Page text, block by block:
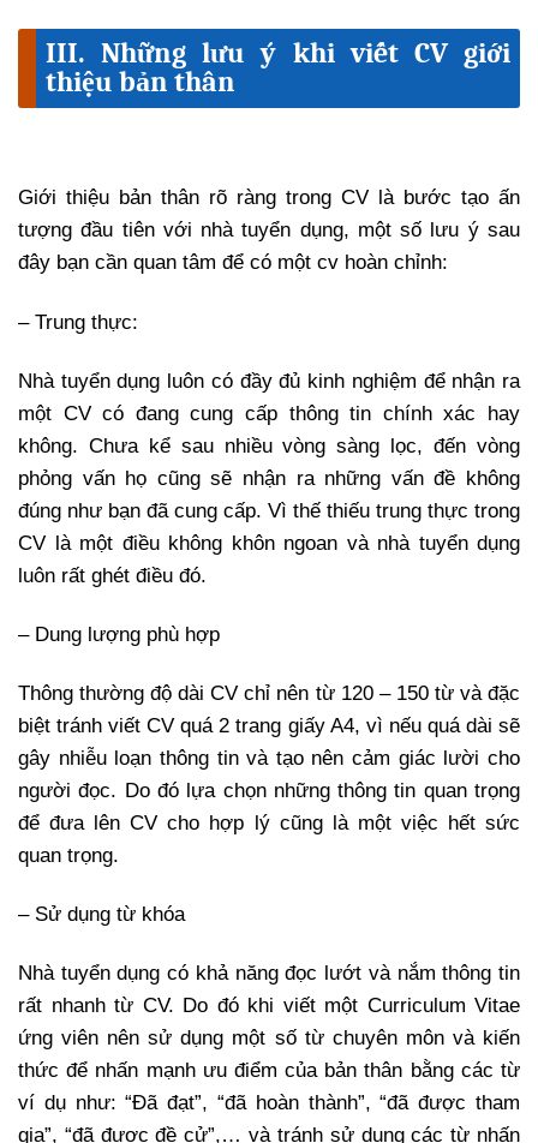
III. Những lưu ý khi viết CV giới
thiệu bản thân
Giới thiệu bản thân rõ ràng trong CV là bước tạo ấn
tượng đầu tiên với nhà tuyển dụng, một số lưu ý sau
đây bạn cần quan tâm để có một cv hoàn chỉnh:
– Trung thực:
Nhà tuyển dụng luôn có đầy đủ kinh nghiệm để nhận ra
một CV có đang cung cấp thông tin chính xác hay
không. Chưa kể sau nhiều vòng sàng lọc, đến vòng
phỏng vấn họ cũng sẽ nhận ra những vấn đề không
đúng như bạn đã cung cấp. Vì thế thiếu trung thực trong
CV là một điều không khôn ngoan và nhà tuyển dụng
luôn rất ghét điều đó.
– Dung lượng phù hợp
Thông thường độ dài CV chỉ nên từ 120 – 150 từ và đặc
biệt tránh viết CV quá 2 trang giấy A4, vì nếu quá dài sẽ
gây nhiễu loạn thông tin và tạo nên cảm giác lười cho
người đọc. Do đó lựa chọn những thông tin quan trọng
để đưa lên CV cho hợp lý cũng là một việc hết sức
quan trọng.
– Sử dụng từ khóa
Nhà tuyển dụng có khả năng đọc lướt và nắm thông tin
rất nhanh từ CV. Do đó khi viết một Curriculum Vitae
ứng viên nên sử dụng một số từ chuyên môn và kiến
thức để nhấn mạnh ưu điểm của bản thân bằng các từ
ví dụ như: “Đã đạt”, “đã hoàn thành”, “đã được tham
gia”, “đã được đề cử”,… và tránh sử dụng các từ nhấn